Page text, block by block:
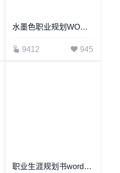
水墨色职业规划WORD模板
9412 945
职业生涯规划书word模板